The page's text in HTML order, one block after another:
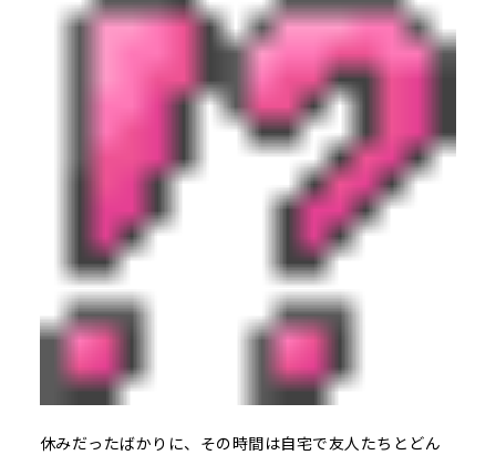
休みだったばかりに、その時間は自宅で友人たちとどん